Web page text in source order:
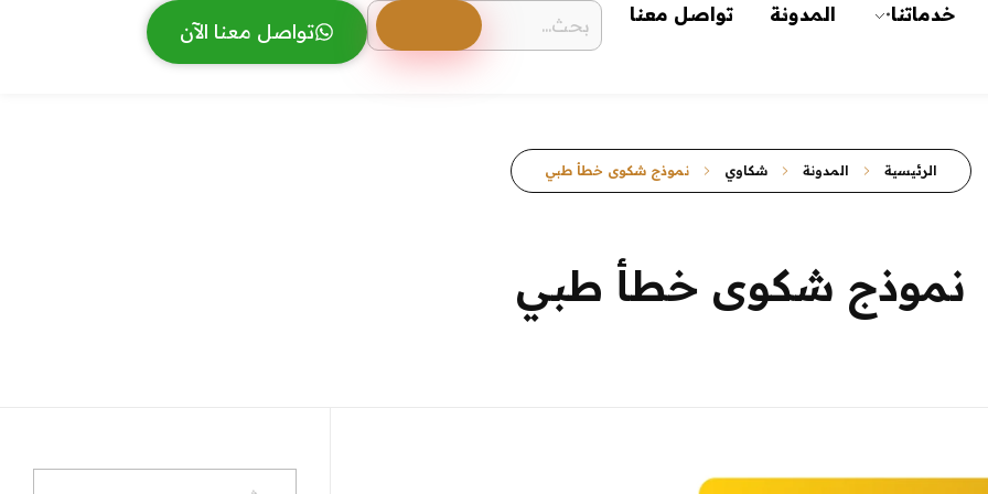
خدماتنا المدونة تواصل معنا
تواصل معنا الآن
الرئيسية المدونة شكاوي نموذج شكوى خطأ طبي
نموذج شكوى خطأ طبي